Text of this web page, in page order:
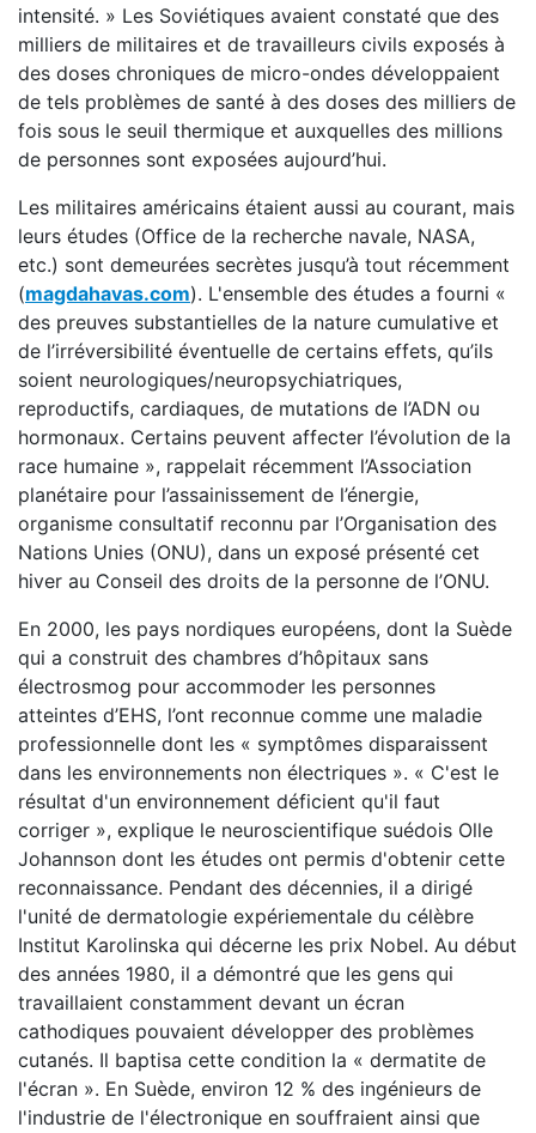
intensité. » Les Soviétiques avaient constaté que des
milliers de militaires et de travailleurs civils exposés à
des doses chroniques de micro-ondes développaient
de tels problèmes de santé à des doses des milliers de
fois sous le seuil thermique et auxquelles des millions
de personnes sont exposées aujourd’hui.
Les militaires américains étaient aussi au courant, mais
leurs études (Office de la recherche navale, NASA,
etc.) sont demeurées secrètes jusqu’à tout récemment
(magdahavas.com). L'ensemble des études a fourni «
des preuves substantielles de la nature cumulative et
de l’irréversibilité éventuelle de certains effets, qu’ils
soient neurologiques/neuropsychiatriques,
reproductifs, cardiaques, de mutations de l’ADN ou
hormonaux. Certains peuvent affecter l’évolution de la
race humaine », rappelait récemment l’Association
planétaire pour l’assainissement de l’énergie,
organisme consultatif reconnu par l’Organisation des
Nations Unies (ONU), dans un exposé présenté cet
hiver au Conseil des droits de la personne de l’ONU.
En 2000, les pays nordiques européens, dont la Suède
qui a construit des chambres d’hôpitaux sans
électrosmog pour accommoder les personnes
atteintes d’EHS, l’ont reconnue comme une maladie
professionnelle dont les « symptômes disparaissent
dans les environnements non électriques ». « C'est le
résultat d'un environnement déficient qu'il faut
corriger », explique le neuroscientifique suédois Olle
Johannson dont les études ont permis d'obtenir cette
reconnaissance. Pendant des décennies, il a dirigé
l'unité de dermatologie expériementale du célèbre
Institut Karolinska qui décerne les prix Nobel. Au début
des années 1980, il a démontré que les gens qui
travaillaient constamment devant un écran
cathodiques pouvaient développer des problèmes
cutanés. Il baptisa cette condition la « dermatite de
l'écran ». En Suède, environ 12 % des ingénieurs de
l'industrie de l'électronique en souffraient ainsi que